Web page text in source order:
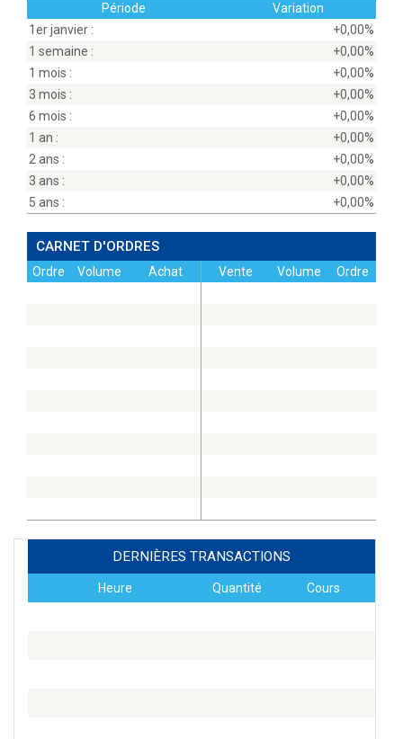
Période
Variation
1er janvier :
+0,00%
1 semaine :
+0,00%
1 mois :
+0,00%
3 mois :
+0,00%
6 mois :
+0,00%
1 an :
+0,00%
2 ans :
+0,00%
3 ans :
+0,00%
5 ans :
+0,00%
CARNET D'ORDRES
Ordre Volume Achat Vente Volume Ordre
DERNIÈRES TRANSACTIONS
Heure Quantité Cours